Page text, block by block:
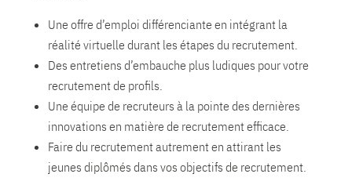
Une offre d’emploi différenciante en intégrant la
réalité virtuelle durant les étapes du recrutement.
Des entretiens d’embauche plus ludiques pour votre
recrutement de profils.
Une équipe de recruteurs à la pointe des dernières
innovations en matière de recrutement efficace.
Faire du recrutement autrement en attirant les
jeunes diplômés dans vos objectifs de recrutement.